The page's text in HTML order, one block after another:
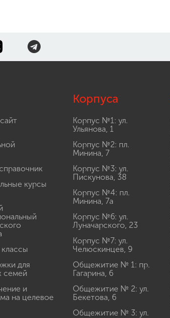
курсы
для
семей
и
на целевое
Корпуса
Корпус №1: ул.
Ульянова, 1
Корпус №2: пл.
Минина, 7
Корпус №3: ул.
Пискунова, 38
Корпус №4: пл.
Минина, 7а
Корпус №6: ул.
Луначарского, 23
Корпус №7: ул.
Челюскинцев, 9
Общежитие № 1: пр.
Гагарина, 6
Общежитие № 2: ул.
Бекетова, 6
Общежитие № 3: ул.